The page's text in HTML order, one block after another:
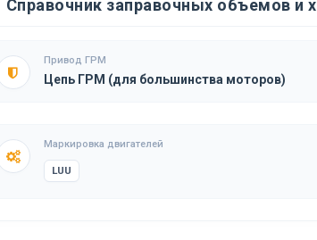
Справочник заправочных объемов и
Привод ГРМ
Цепь ГРМ (для большинства моторов)
Маркировка двигателей
LUU